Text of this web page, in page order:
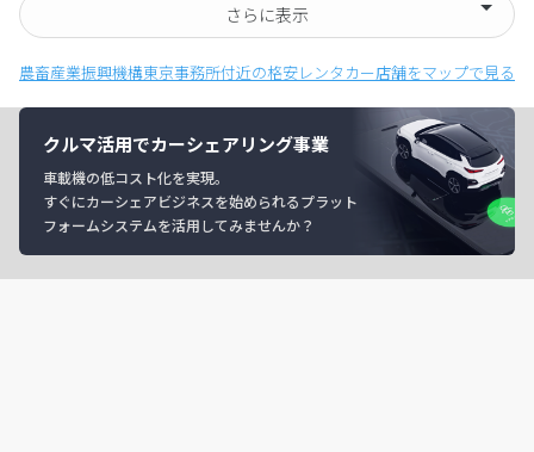
さらに表示
農畜産業振興機構東京事務所付近の格安レンタカー店舗をマップで見る
クルマ活用でカーシェアリング事業
車載機の低コスト化を実現。
すぐにカーシェアビジネスを始められるプラット
フォームシステムを活用してみませんか？